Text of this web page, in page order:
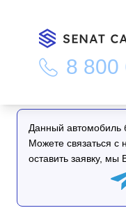
8 800
Главная Каталог/
Данный автомобиль
Можете связаться с
оставить заявку, мы